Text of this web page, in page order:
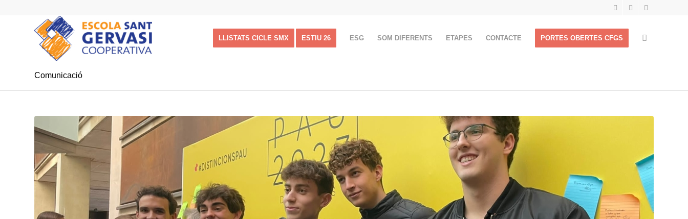
LLISTATS CICLE SMX ESTIU 26 ESG SOM DIFERENTS ETAPES CONTACTE PORTES OBERTES CFGS
Comunicació